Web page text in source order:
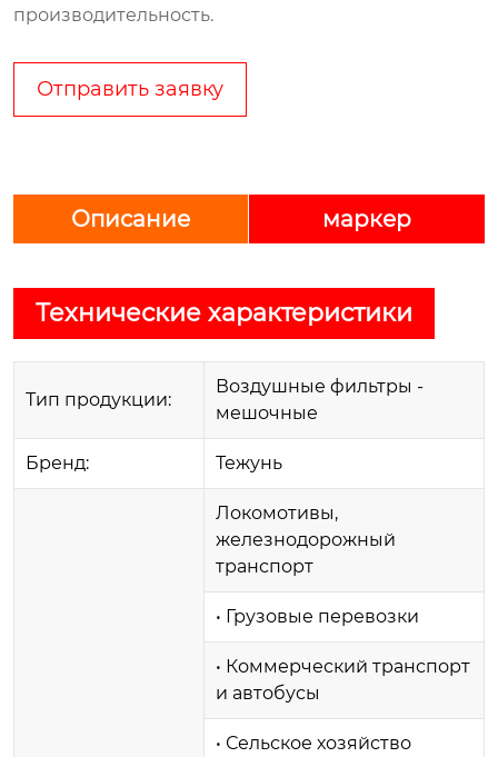
производительность.
Отправить заявку
Описание маркер
Технические характеристики
Тип продукции:
Воздушные фильтры -
мешочные
Бренд: Тежунь
Локомотивы,
железнодорожный
транспорт
• Грузовые перевозки
• Коммерческий транспорт
и автобусы
• Сельское хозяйство